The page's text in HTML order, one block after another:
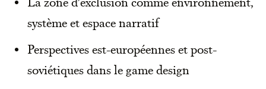
système et espace narratif
Perspectives est-européennes et post-
soviétiques dans le game design